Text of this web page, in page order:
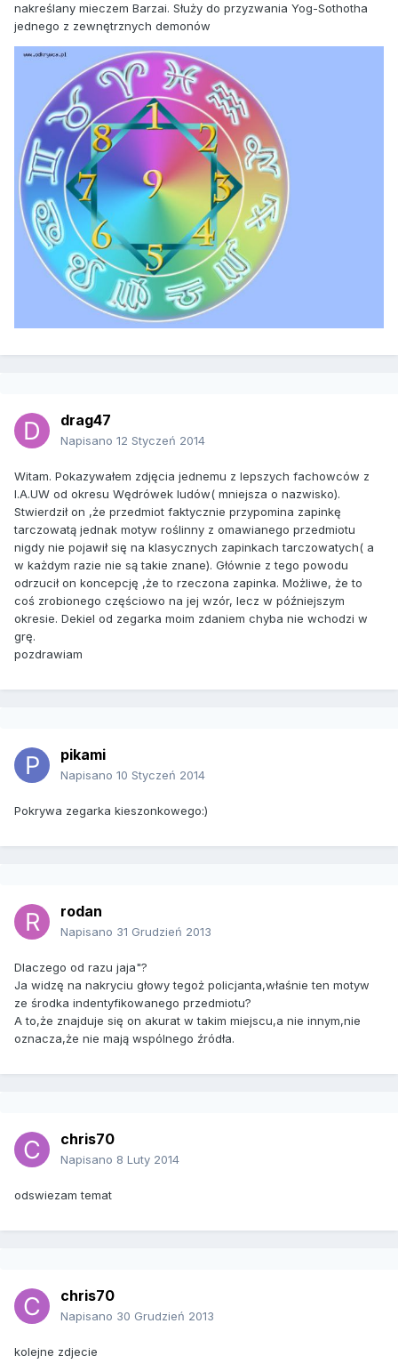
nakreślany mieczem Barzai. Służy do przyzwania Yog-Sothotha
jednego z zewnętrznych demonów
drag47
Napisano 12 Styczeń 2014
Witam. Pokazywałem zdjęcia jednemu z lepszych fachowców z
I.A.UW od okresu Wędrówek ludów( mniejsza o nazwisko).
Stwierdził on ,że przedmiot faktycznie przypomina zapinkę
tarczowatą jednak motyw roślinny z omawianego przedmiotu
nigdy nie pojawił się na klasycznych zapinkach tarczowatych( a
w każdym razie nie są takie znane). Głównie z tego powodu
odrzucił on koncepcję ,że to rzeczona zapinka. Możliwe, że to
coś zrobionego częściowo na jej wzór, lecz w późniejszym
okresie. Dekiel od zegarka moim zdaniem chyba nie wchodzi w
grę.
pozdrawiam
pikami
Napisano 10 Styczeń 2014
Pokrywa zegarka kieszonkowego:)
rodan
Napisano 31 Grudzień 2013
Dlaczego od razu jaja"?
Ja widzę na nakryciu głowy tegoż policjanta,właśnie ten motyw
ze środka indentyfikowanego przedmiotu?
A to,że znajduje się on akurat w takim miejscu,a nie innym,nie
oznacza,że nie mają wspólnego źródła.
chris70
Napisano 8 Luty 2014
odswiezam temat
chris70
Napisano 30 Grudzień 2013
kolejne zdjecie